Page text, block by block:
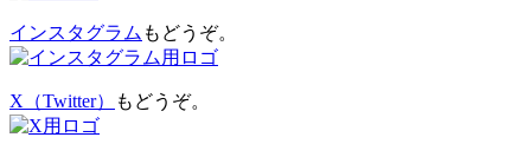
インスタグラム もどうぞ。
X（Twitter） もどうぞ。